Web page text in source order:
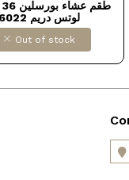
لوتس دريم 6022
Out of stock